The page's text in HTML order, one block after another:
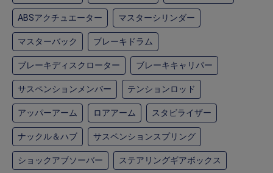
ABSアクチュエーター マスターシリンダー
マスターバック ブレーキドラム
ブレーキディスクローター ブレーキキャリパー
サスペンションメンバー テンションロッド
アッパーアーム ロアアーム スタビライザー
ナックル＆ハブ サスペンションスプリング
ショックアブソーバー ステアリングギアボックス